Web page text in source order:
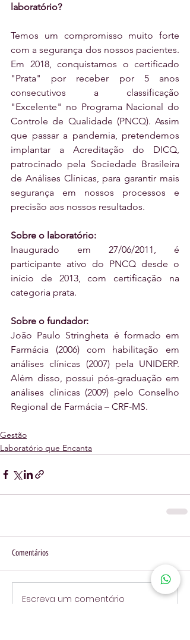
laboratório?
Temos um compromisso muito forte
com a segurança dos nossos pacientes.
Em 2018, conquistamos o certificado
"Prata" por receber por 5 anos
consecutivos a classificação
"Excelente" no Programa Nacional do
Controle de Qualidade (PNCQ). Assim
que passar a pandemia, pretendemos
implantar a Acreditação do DICQ,
patrocinado pela Sociedade Brasileira
de Análises Clínicas, para garantir mais
segurança em nossos processos e
precisão aos nossos resultados.
Sobre o laboratório:
Inaugurado em 27/06/2011, é
participante ativo do PNCQ desde o
início de 2013, com certificação na
categoria prata.
Sobre o fundador:
João Paulo Stringheta é formado em
Farmácia (2006) com habilitação em
análises clínicas (2007) pela UNIDERP.
Além disso, possui pós-graduação em
análises clínicas (2009) pelo Conselho
Regional de Farmácia – CRF-MS.
Gestão
Laboratório que Encanta
Comentários
Escreva um comentário